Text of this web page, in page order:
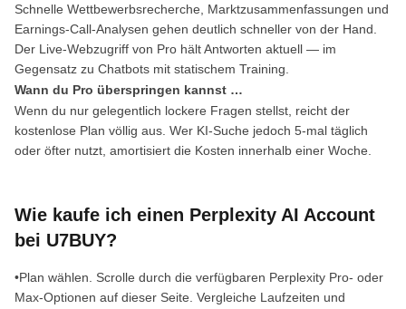
Schnelle Wettbewerbsrecherche, Marktzusammenfassungen und
Earnings-Call-Analysen gehen deutlich schneller von der Hand.
Der Live-Webzugriff von Pro hält Antworten aktuell — im
Gegensatz zu Chatbots mit statischem Training.
Wann du Pro überspringen kannst …
Wenn du nur gelegentlich lockere Fragen stellst, reicht der
kostenlose Plan völlig aus. Wer KI-Suche jedoch 5-mal täglich
oder öfter nutzt, amortisiert die Kosten innerhalb einer Woche.
Wie kaufe ich einen Perplexity AI Account
bei U7BUY?
•Plan wählen. Scrolle durch die verfügbaren Perplexity Pro- oder
Max-Optionen auf dieser Seite. Vergleiche Laufzeiten und